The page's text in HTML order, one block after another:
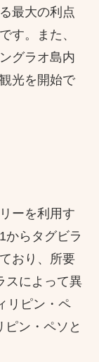
最大の利点
す。​また、
グラオ島内
光を開始で
ーを利用す
からタグビラ
おり、所要
スによって異
リピン・ペ
ン・ペソと